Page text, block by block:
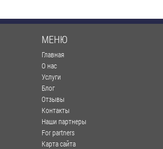
МЕНЮ
Главная
О нас
Услуги
Блог
Отзывы
Контакты
Наши партнеры
For partners
Карта сайта